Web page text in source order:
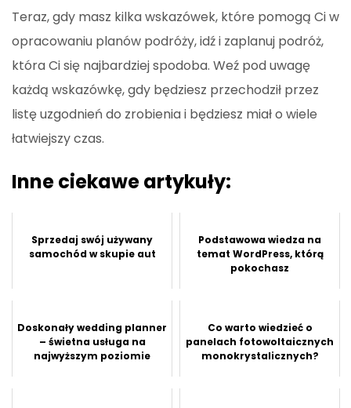
Teraz, gdy masz kilka wskazówek, które pomogą Ci w
opracowaniu planów podróży, idź i zaplanuj podróż,
która Ci się najbardziej spodoba. Weź pod uwagę
każdą wskazówkę, gdy będziesz przechodził przez
listę uzgodnień do zrobienia i będziesz miał o wiele
łatwiejszy czas.
Inne ciekawe artykuły:
Sprzedaj swój używany
samochód w skupie aut
Podstawowa wiedza na
temat WordPress, którą
pokochasz
Doskonały wedding planner
– świetna usługa na
najwyższym poziomie
Co warto wiedzieć o
panelach fotowoltaicznych
monokrystalicznych?